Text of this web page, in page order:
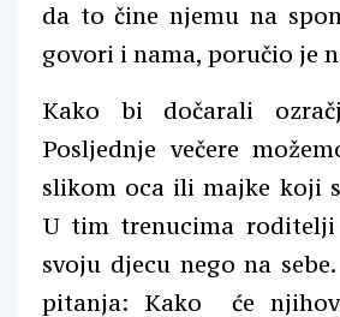
da to čine njemu na
govori i nama, poručio je
Kako bi dočarali
Posljednje večere
slikom oca ili majke koji
U tim trenucima roditelji
svoju djecu nego na
pitanja: Kako će